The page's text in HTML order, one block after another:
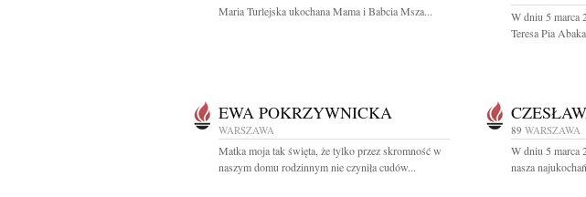
Maria Turlejska ukochana Mama i Babcia Msza...
W dniu 5 marca
Teresa Pia
EWA POKRZYWNICKA
WARSZAWA
Matka moja tak święta, że tylko przez skromność w
naszym domu rodzinnym nie czyniła cudów...
89 WARSZAWA
W dniu 5 marca
nasza